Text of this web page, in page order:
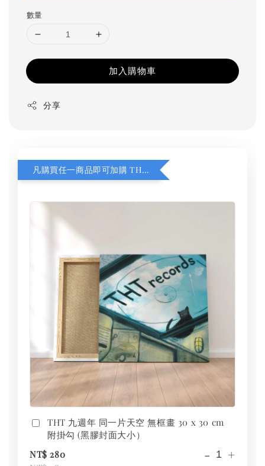
數量
加入購物車
分享
凡購買任一商品即可加購 THT 九週年 同一片天空 無框畫 30 x 30 cm 附掛勾 (黑膠封面大小）
THT 九週年 同一片天空 無框畫 30 x 30 cm
附掛勾 (黑膠封面大小）
NT$ 280
- +